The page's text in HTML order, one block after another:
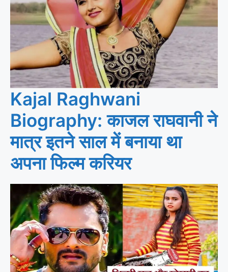
Kajal Raghwani
Biography: काजल राघवानी ने
मात्र इतने साल में बनाया था
अपना फिल्म करियर